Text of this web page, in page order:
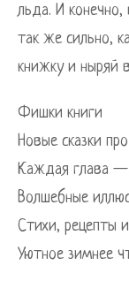
льда. И
так же сильно,
книжку и ныряй
Фишки книги
Новые сказки
Каждая глава —
Волшебные
Стихи, рецепты
Уютное зимнее